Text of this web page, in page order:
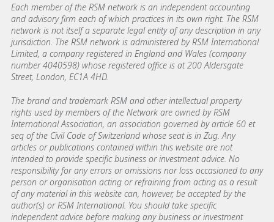
Each member of the RSM network is an independent accounting
and advisory firm each of which practices in its own right. The RSM
network is not itself a separate legal entity of any description in any
jurisdiction. The RSM network is administered by RSM International
Limited, a company registered in England and Wales (company
number 4040598) whose registered office is at 200 Aldersgate
Street, London, EC1A 4HD.
The brand and trademark RSM and other intellectual property
rights used by members of the Network are owned by RSM
International Association, an association governed by article 60 et
seq of the Civil Code of Switzerland whose seat is in Zug. Any
articles or publications contained within this website are not
intended to provide specific business or investment advice. No
responsibility for any errors or omissions nor loss occasioned to any
person or organisation acting or refraining from acting as a result
of any material in this website can, however, be accepted by the
author(s) or RSM International. You should take specific
independent advice before making any business or investment